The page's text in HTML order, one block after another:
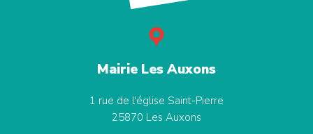
Mairie Les Auxons
1 rue de l'église Saint-Pierre
25870 Les Auxons